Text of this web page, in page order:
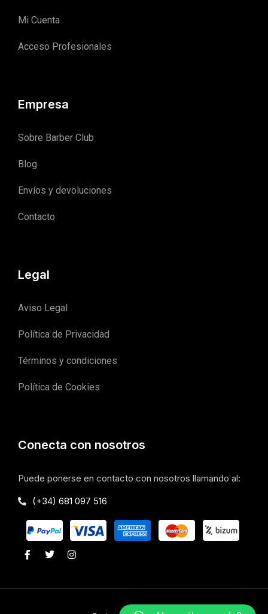
Mi Cuenta
Acceso Profesionales
Empresa
Sobre Barber Club
Blog
Envíos y devoluciones
Contacto
Legal
Aviso Legal
Política de Privacidad
Términos y condiciones
Política de Cookies
Conecta con nosotros
Puede ponerse en contacto con nosotros llamando al:
(+34) 681 097 516